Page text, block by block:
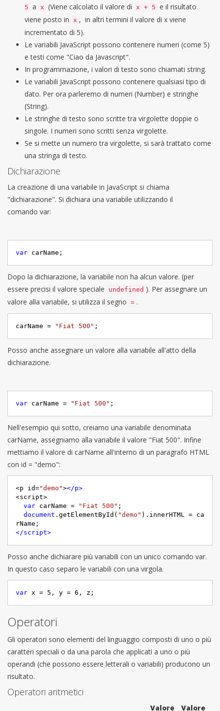
5 a x (Viene calcolato il valore di x + 5 e il risultato
viene posto in x , in altri termini il valore di x viene
incrementato di 5).
Le variabili JavaScript possono contenere numeri (come 5)
e testi come "Ciao da Javascript".
In programmazione, i valori di testo sono chiamati string.
Le variabili JavaScript possono contenere qualsiasi tipo di
dato. Per ora parleremo di numeri (Number) e stringhe
(String).
Le stringhe di testo sono scritte tra virgolette doppie o
singole. I numeri sono scritti senza virgolette.
Se si mette un numero tra virgolette, si sarà trattato come
una stringa di testo.
Dichiarazione
La creazione di una variabile in JavaScript si chiama
"dichiarazione". Si dichiara una variabile utilizzando il
comando var:
var carName;
Dopo la dichiarazione, la variabile non ha alcun valore. (per
essere precisi il valore speciale
undefined ). Per assegnare un
valore alla variabile, si utilizza il segno = .
carName = "Fiat 500" ;
Posso anche assegnare un valore alla variabile all'atto della
dichiarazione.
var carName = "Fiat 500" ;
Nell'esempio qui sotto, creiamo una variabile denominata
carName, assegniamo alla variabile il valore "Fiat 500". Infine
mettiamo il valore di carName all'interno di un paragrafo HTML
con id = "demo":
<p id="demo"></p>
<script>
var carName = "Fiat 500" ;
document .getElementById( "demo" ).innerHTML = ca
</script>
Posso anche dichiarare più variabili con un unico comando var.
In questo caso separo le variabili con una virgola.
var x = 5 , y = 6 , z;
Operatori
Gli operatori sono elementi del linguaggio composti di uno o più
caratteri speciali o da una parola che applicati a uno o più
operandi (che possono essere letterali o variabili) producono un
risultato.
Operatori aritmetici
Valore Valore